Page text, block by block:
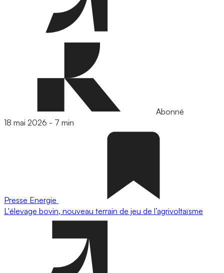
Abonné
18 mai 2026 - 7 min
Presse Energie
L'élevage bovin, nouveau terrain de jeu de l’agrivoltaïsme